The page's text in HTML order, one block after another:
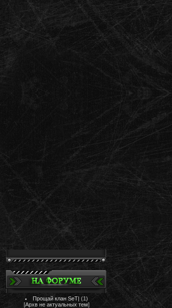
Прощай клан SeT| (1)
[Архв не актуальных тем]